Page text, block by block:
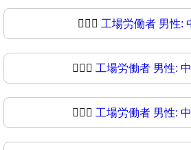
👨🏽‍⚖ 工場労働者 男性:
👨🏾‍⚖️ 工場労働者 男性:
👨🏾‍⚖ 工場労働者 男性: